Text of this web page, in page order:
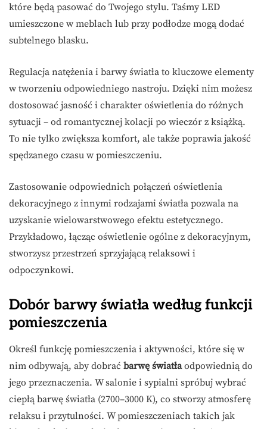
które będą pasować do Twojego stylu. Taśmy LED
umieszczone w meblach lub przy podłodze mogą dodać
subtelnego blasku.
Regulacja natężenia i barwy światła to kluczowe elementy
w tworzeniu odpowiedniego nastroju. Dzięki nim możesz
dostosować jasność i charakter oświetlenia do różnych
sytuacji – od romantycznej kolacji po wieczór z książką.
To nie tylko zwiększa komfort, ale także poprawia jakość
spędzanego czasu w pomieszczeniu.
Zastosowanie odpowiednich połączeń oświetlenia
dekoracyjnego z innymi rodzajami światła pozwala na
uzyskanie wielowarstwowego efektu estetycznego.
Przykładowo, łącząc oświetlenie ogólne z dekoracyjnym,
stworzysz przestrzeń sprzyjającą relaksowi i
odpoczynkowi.
Dobór barwy światła według funkcji
pomieszczenia
Określ funkcję pomieszczenia i aktywności, które się w
nim odbywają, aby dobrać barwę światłaodpowiednią do
jego przeznaczenia. W salonie i sypialni spróbuj wybrać
ciepłą barwę światła (2700–3000 K), co stworzy atmosferę
relaksu i przytulności. W pomieszczeniach takich jak